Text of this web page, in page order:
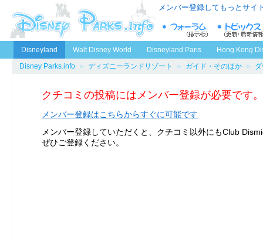
メンバー登録してもっとサイ
Disneyland Walt Disney World Disneyland Paris
Hong Kong
Disney Parks.info ＞ ディズニーランドリゾート ＞ ガイド・そのほか ＞
クチコミの投稿にはメンバー登録が必要です。
メンバー登録はこちらからすぐに可能です
メンバー登録していただくと、クチコミ以外にもClub
ぜひご登録ください。